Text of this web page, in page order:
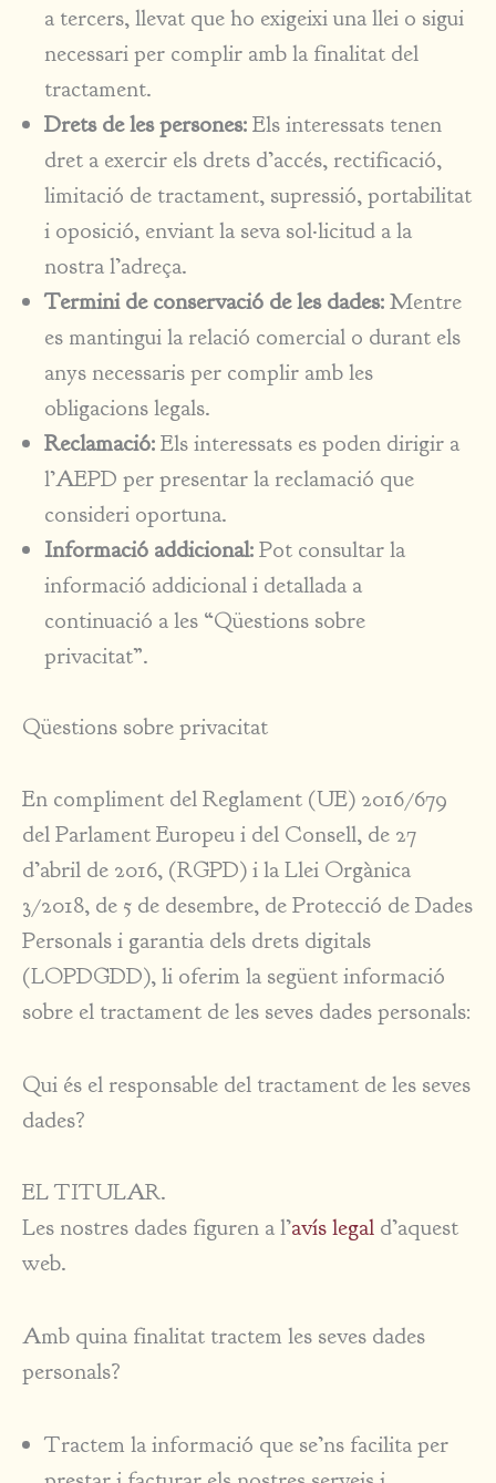
a tercers, llevat que ho exigeixi una llei o sigui
necessari per complir amb la finalitat del
tractament.
Drets de les persones:Els interessats tenen
dret a exercir els drets d’accés, rectificació,
limitació de tractament, supressió, portabilitat
i oposició, enviant la seva sol·licitud a la
nostra l’adreça.
Termini de conservació de les dades:Mentre
es mantingui la relació comercial o durant els
anys necessaris per complir amb les
obligacions legals.
Reclamació:Els interessats es poden dirigir a
l’AEPD per presentar la reclamació que
consideri oportuna.
Informació addicional:Pot consultar la
informació addicional i detallada a
continuació a les “Qüestions sobre
privacitat”.
Qüestions sobre privacitat
En compliment del Reglament (UE) 2016/679
del Parlament Europeu i del Consell, de 27
d’abril de 2016, (RGPD) i la Llei Orgànica
3/2018, de 5 de desembre, de Protecció de Dades
Personals i garantia dels drets digitals
(LOPDGDD), li oferim la següent informació
sobre el tractament de les seves dades personals:
Qui és el responsable del tractament de les seves
dades?
EL TITULAR.
Les nostres dades figuren a l’avís legal d’aquest
web.
Amb quina finalitat tractem les seves dades
personals?
Tractem la informació que se’ns facilita per